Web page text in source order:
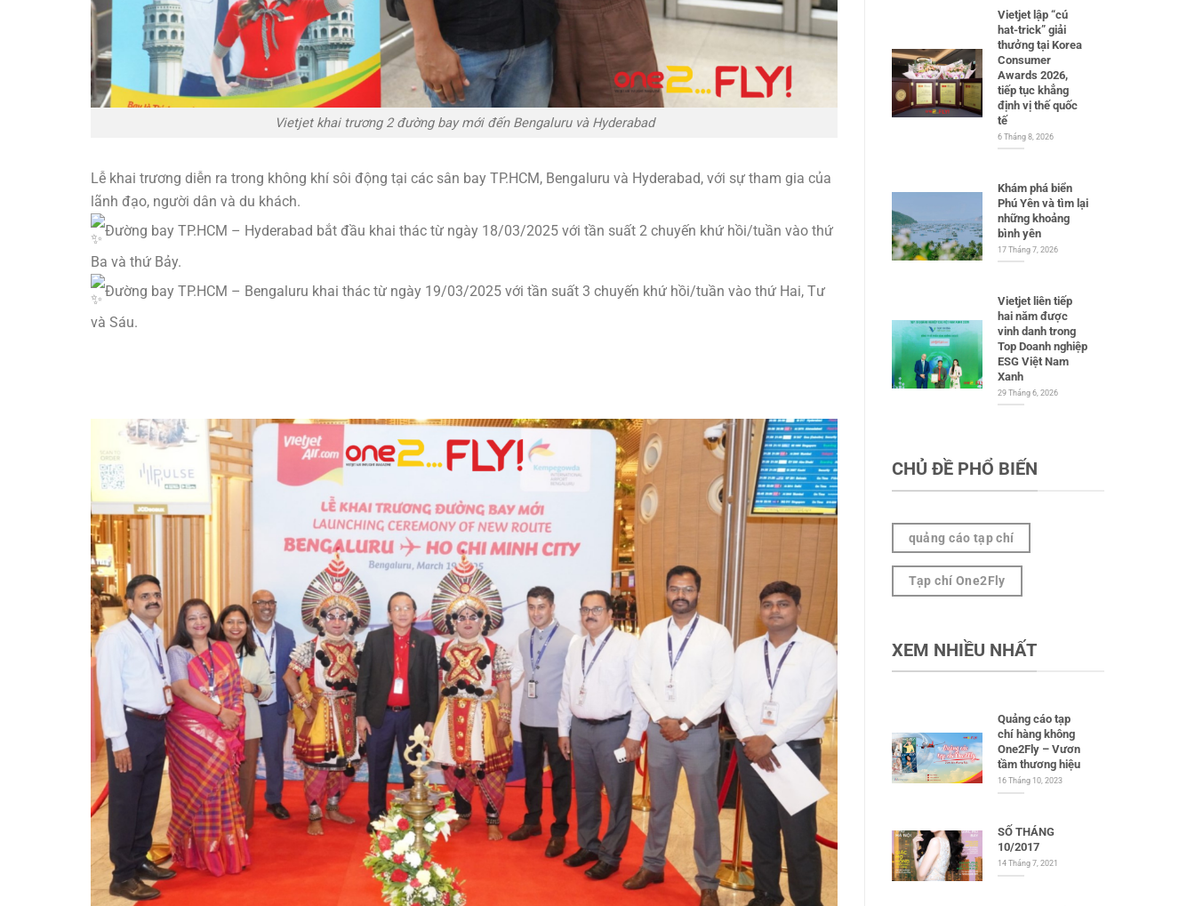
Vietjet khai trương 2 đường bay mới đến Bengaluru và Hyderabad
Lễ khai trương diễn ra trong không khí sôi động tại các sân bay TP.HCM, Bengaluru và Hyderabad, với sự tham gia của
lãnh đạo, người dân và du khách.
Đường bay TP.HCM – Hyderabad bắt đầu khai thác từ ngày 18/03/2025 với tần suất 2 chuyến khứ hồi/tuần vào thứ
Ba và thứ Bảy.
Đường bay TP.HCM – Bengaluru khai thác từ ngày 19/03/2025 với tần suất 3 chuyến khứ hồi/tuần vào thứ Hai, Tư
và Sáu.
Vietjet lập “cú
hat-trick” giải
thưởng tại Korea
Consumer
Awards 2026,
tiếp tục khẳng
định vị thế quốc
tế
6 Tháng 8, 2026
Khám phá biển
Phú Yên và tìm lại
những khoảng
bình yên
17 Tháng 7, 2026
Vietjet liên tiếp
hai năm được
vinh danh trong
Top Doanh nghiệp
ESG Việt Nam
Xanh
29 Tháng 6, 2026
CHỦ ĐỀ PHỔ BIẾN
quảng cáo tạp chí
Tạp chí One2Fly
XEM NHIỀU NHẤT
Quảng cáo tạp
chí hàng không
One2Fly – Vươn
tầm thương hiệu
16 Tháng 10, 2023
SỐ THÁNG
10/2017
14 Tháng 7, 2021